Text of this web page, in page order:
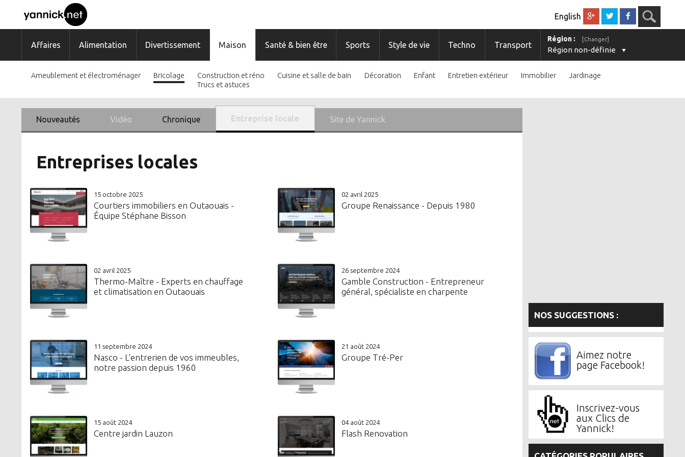
English
Affaires Alimentation Divertissement Maison Santé & bien être Sports Style de vie Techno Transport
Région : [Changer]
Région non-définie
Ameublement et électroménager Bricolage Construction et réno Cuisine et salle de bain Décoration Enfant Entretien extérieur Immobilier
Jardinage
Trucs et astuces
Nouveautés Vidéo Chronique Entreprise locale Site de Yannick
Entreprises locales
15 octobre 2025
Courtiers immobiliers en Outaouais -
Équipe Stéphane Bisson
02 avril 2025
Groupe Renaissance - Depuis 1980
02 avril 2025
Thermo-Maître - Experts en chauffage
et climatisation en Outaouais
26 septembre 2024
Gamble Construction - Entrepreneur
général, spécialiste en charpente
11 septembre 2024
Nasco - L'entrerien de vos immeubles,
notre passion depuis 1960
21 août 2024
Groupe Tré-Per
15 août 2024
Centre jardin Lauzon
04 août 2024
Flash Renovation
NOS SUGGESTIONS :
Aimez notre
page Facebook!
Inscrivez-vous
aux Clics de
Yannick!